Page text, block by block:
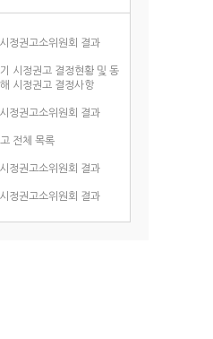
정권고소위원회 결과
시정권고 결정현황 및 동
시정권고 결정사항
정권고소위원회 결과
전체 목록
정권고소위원회 결과
정권고소위원회 결과